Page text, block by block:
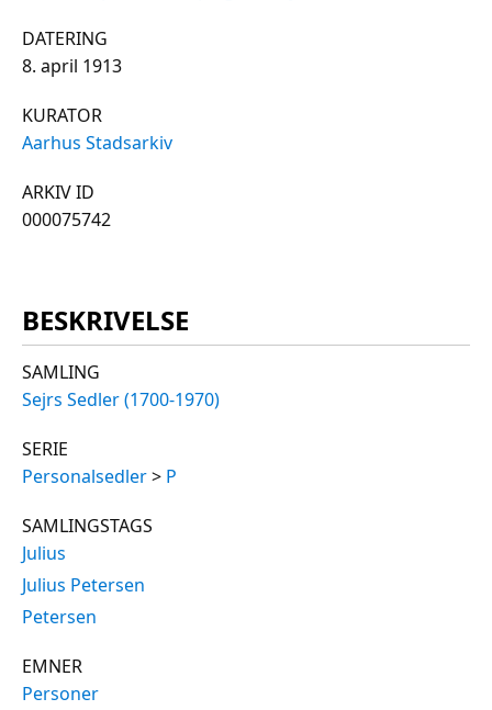
DATERING
8. april 1913
KURATOR
Aarhus Stadsarkiv
ARKIV ID
000075742
BESKRIVELSE
SAMLING
Sejrs Sedler (1700-1970)
SERIE
Personalsedler> P
SAMLINGSTAGS
Julius
Julius Petersen
Petersen
EMNER
Personer